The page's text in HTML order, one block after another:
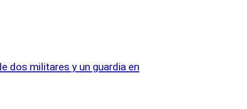
dos militares y un guardia en